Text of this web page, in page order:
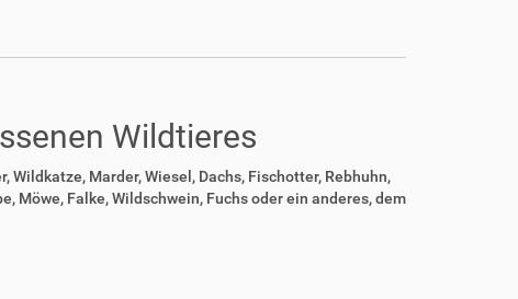
Wildtieres
Marder, Wiesel, Dachs, Fischotter, Rebhuhn,
Möwe, Falke, Wildschwein, Fuchs oder ein anderes, dem